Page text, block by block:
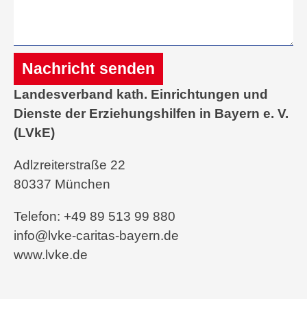
Nachricht senden
Alternative:
Landesverband kath. Einrichtungen und
Dienste der Erziehungshilfen in Bayern e. V.
(LVkE)
Adlzreiterstraße 22
80337 München
Telefon: +49 89 513 99 880
info@lvke-caritas-bayern.de
www.lvke.de